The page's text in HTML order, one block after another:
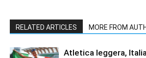
RELATED ARTICLES MORE FROM
Atletica leggera,